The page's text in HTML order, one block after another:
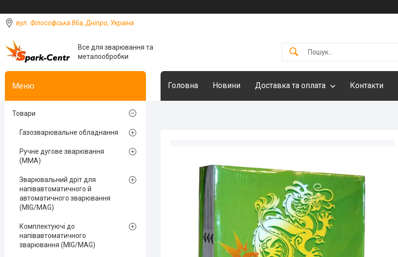
вул. Філософська 86а, Дніпро, Україна
Все для зварювання та
металообробки
Головна Новини Доставка та оплата Контакти
Товари
Газозварювальне обладнання
Ручне дугове зварювання
(MMA)
Зварювальний дріт для
напівавтоматичного й
автоматичного зварювання
(MIG/MAG)
Комплектуючі до
напівавтоматичного
зварювання (MIG/MAG)